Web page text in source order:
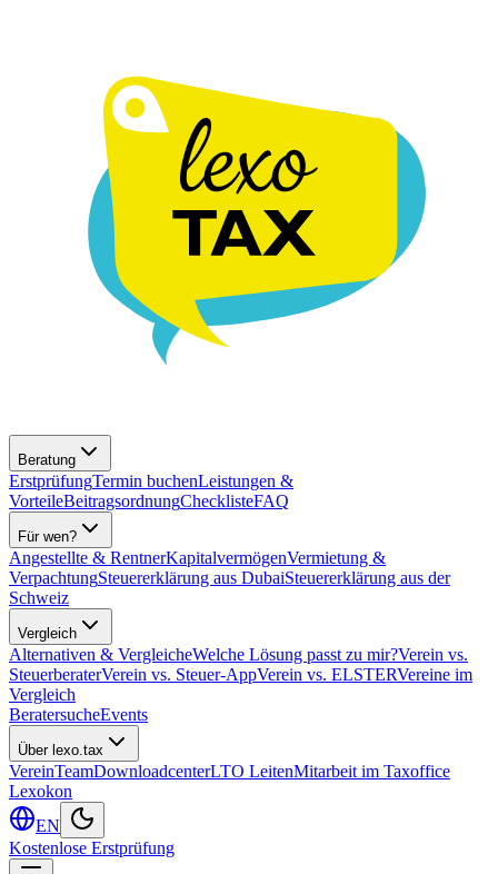
Beratung
ErstprüfungTermin buchenLeistungen &
VorteileBeitragsordnungChecklisteFAQ
Für wen?
Angestellte & RentnerKapitalvermögenVermietung &
VerpachtungSteuererklärung aus DubaiSteuererklärung aus der
Schweiz
Vergleich
Alternativen & VergleicheWelche Lösung passt zu mir?Verein vs.
SteuerberaterVerein vs. Steuer-AppVerein vs. ELSTERVereine im
Vergleich
BeratersucheEvents
Über lexo.tax
VereinTeamDownloadcenterLTO LeitenMitarbeit im Taxoffice
Lexokon
EN
Kostenlose Erstprüfung